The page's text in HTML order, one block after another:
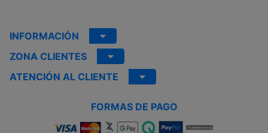
INFORMACIÓN
ZONA CLIENTES
ATENCIÓN AL CLIENTE
FORMAS DE PAGO